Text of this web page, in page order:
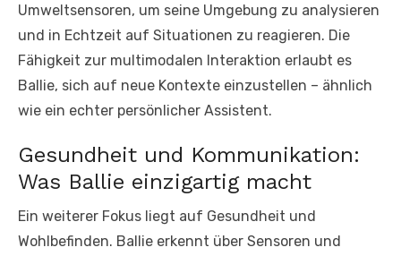
Umweltsensoren, um seine Umgebung zu analysieren
und in Echtzeit auf Situationen zu reagieren. Die
Fähigkeit zur multimodalen Interaktion erlaubt es
Ballie, sich auf neue Kontexte einzustellen – ähnlich
wie ein echter persönlicher Assistent.
Gesundheit und Kommunikation:
Was Ballie einzigartig macht
Ein weiterer Fokus liegt auf Gesundheit und
Wohlbefinden. Ballie erkennt über Sensoren und